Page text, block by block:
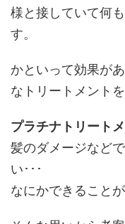
様と接していて何
す。
かといって効果が
なトリートメント
プラチナトリート
髪のダメージなど
い･･･
なにかできること